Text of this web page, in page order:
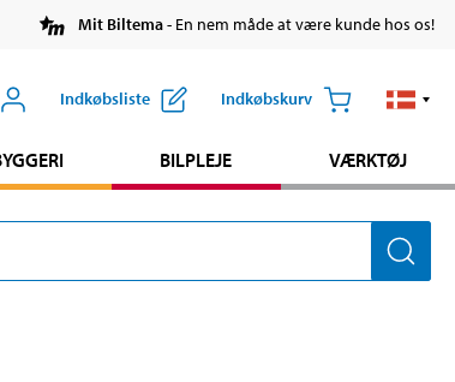
Mit Biltema- En nem måde at være kunde hos os!
Indkøbsliste Indkøbskurv
BILPLEJE VÆRKTØJ